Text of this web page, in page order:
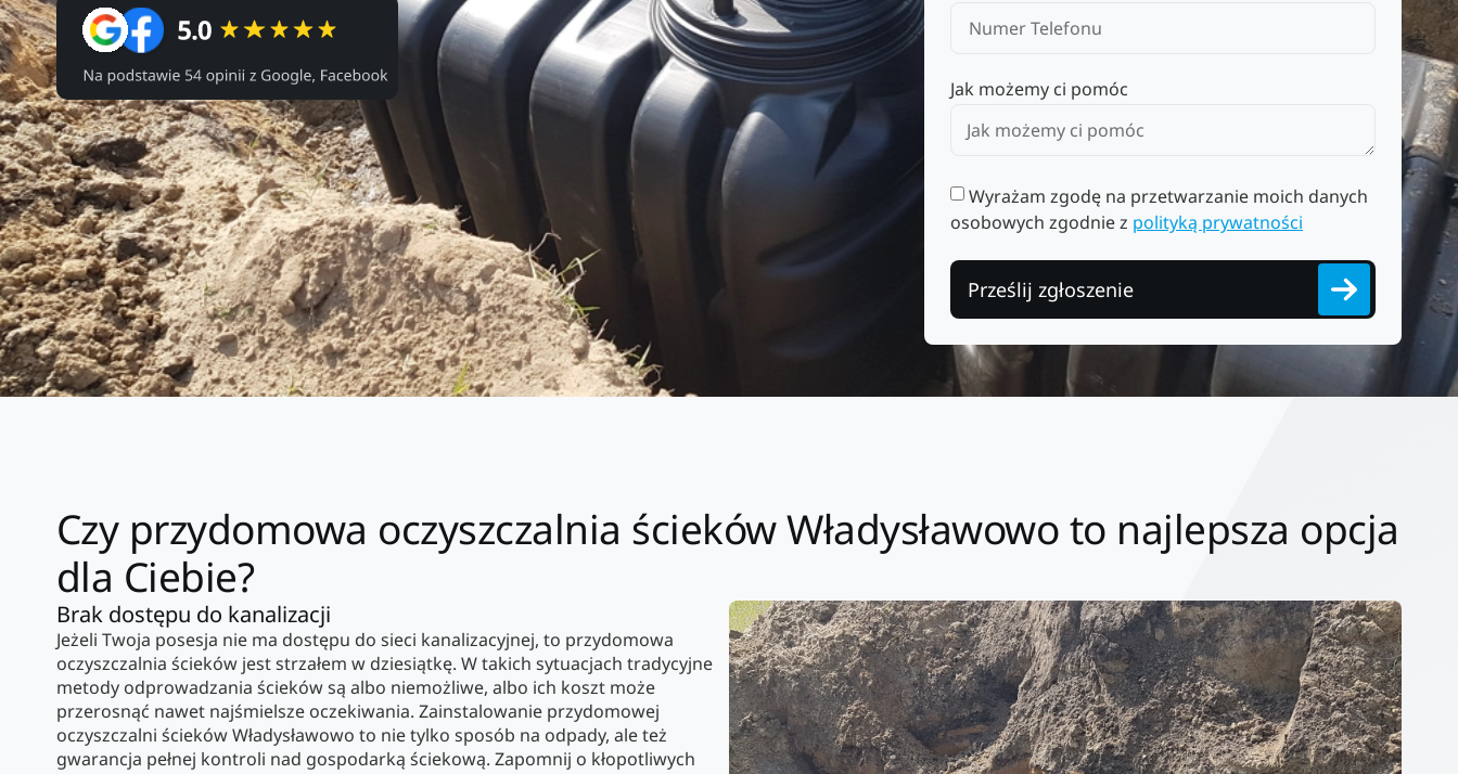
Jak możemy ci pomóc
Wyrażam zgodę na przetwarzanie moich danych
osobowych zgodnie z polityką prywatności
Prześlij zgłoszenie
Czy przydomowa oczyszczalnia ścieków Władysławowo to najlepsza opcja
dla Ciebie?
Brak dostępu do kanalizacji
Jeżeli Twoja posesja nie ma dostępu do sieci kanalizacyjnej, to przydomowa
oczyszczalnia ścieków jest strzałem w dziesiątkę. W takich sytuacjach tradycyjne
metody odprowadzania ścieków są albo niemożliwe, albo ich koszt może
przerosnąć nawet najśmielsze oczekiwania. Zainstalowanie przydomowej
oczyszczalni ścieków Władysławowo to nie tylko sposób na odpady, ale też
gwarancja pełnej kontroli nad gospodarką ściekową. Zapomnij o kłopotliwych